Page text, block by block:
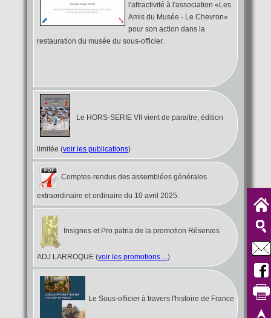
l'attractivité à l'association «Les
Amis du Musée - Le Chevron»
pour son action dans la
restauration du musée du sous-officier.
Le HORS-SERIE VII vient de paraitre, édition
limitée (voir les publications)
Comptes-rendus des assemblées générales
extraordinaire et ordinaire du 10 avril 2025.
Insignes et Pro patria de la promotion Réserves
ADJ LARROQUE (voir les promotions ...)
Le Sous-officier à travers l'histoire de France